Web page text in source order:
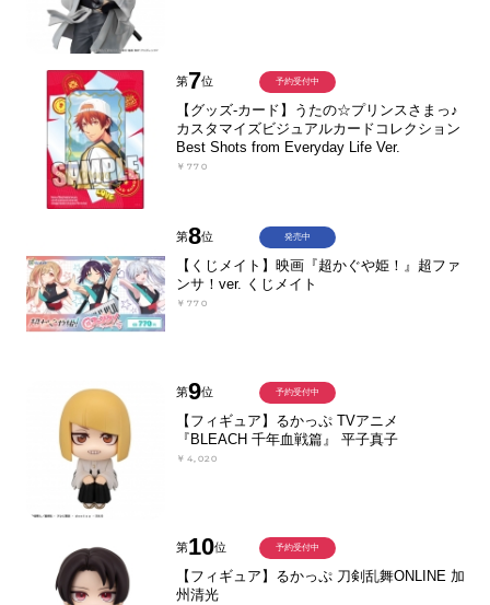
第7位
【グッズ-カード】うたの☆プリンスさまっ♪
カスタマイズビジュアルカードコレクション
Best Shots from Everyday Life Ver.
￥770
予約受付中
第8位
【くじメイト】映画『超かぐや姫！』超ファ
ンサ！ver. くじメイト
￥770
発売中
第9位
【フィギュア】るかっぷ TVアニメ
『BLEACH 千年血戦篇』 平子真子
￥4,020
予約受付中
第10位
【フィギュア】るかっぷ 刀剣乱舞ONLINE 加
州清光
予約受付中